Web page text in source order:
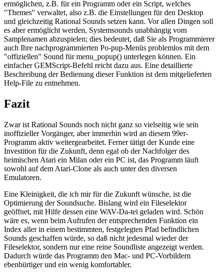
ermöglichen, z.B. für ein Programm oder ein Script, welches
"Themes" verwaltet, also z.B. die Einstellungen für den Desktop
und gleichzeitig Rational Sounds setzen kann. Vor allen Dingen soll
es aber ermöglicht werden, Systemsounds unabhängig vom
Samplenamen abzuspielen; dies bedeutet, daß Sie als Programmierer
auch Ihre nachprogrammierten Po-pup-Menüs problemlos mit dem
"offiziellen" Sound für menu_popup() unterlegen können. Ein
einfacher GEMScript-Befehl reicht dazu aus. Eine detaillierte
Beschreibung der Bedienung dieser Funktion ist dem mitgelieferten
Help-File zu entnehmen.
Fazit
Zwar ist Rational Sounds noch nicht ganz so vielseitig wie sein
inoffizieller Vorgänger, aber immerhin wird an diesem 99er-
Programm aktiv weitergearbeitet. Ferner tätigt der Kunde eine
Investition für die Zukunft, denn egal ob der Nachfolger des
heimischen Atari ein Milan oder ein PC ist, das Programm läuft
sowohl auf dem Atari-Clone als auch unter den diversen
Emulatoren.
Eine Kleinigkeit, die ich mir für die Zukunft wünsche, ist die
Optimierung der Soundsuche. Bislang wird ein Fileselektor
geöffnet, mit Hilfe dessen eine WAV-Da-tei geladen wird. Schön
wäre es, wenn beim Aufrufen der entsprechenden Funktion ein
Index aller in einem bestimmten, festgelegten Pfad befindlichen
Sounds geschaffen würde, so daß nicht jedesmal wieder der
Fileselektor, sondern nur eine reine Soundliste angezeigt werden.
Dadurch würde das Programm den Mac- und PC-Vorbildern
ebenbürtiger und ein wenig komfortabler.